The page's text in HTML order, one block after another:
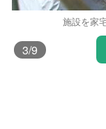
施設を家
3/9